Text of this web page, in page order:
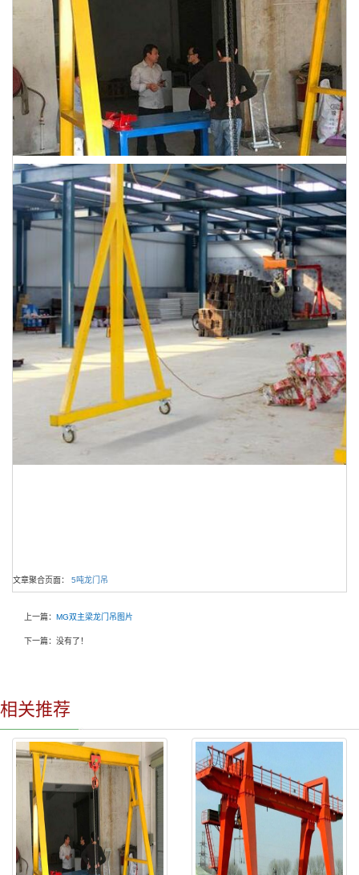
文章聚合页面： 5吨龙门吊
上一篇： MG双主梁龙门吊图片
下一篇：没有了！
相关推荐